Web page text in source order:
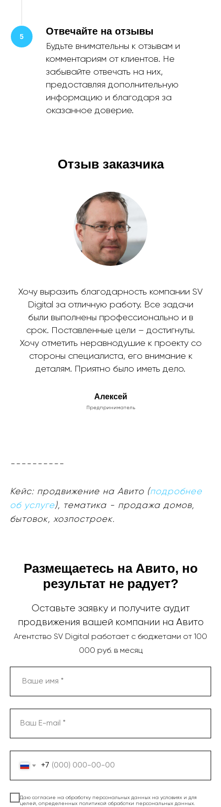
Отвечайте на отзывы
Будьте внимательны к отзывам и
комментариям от клиентов. Не
забывайте отвечать на них,
предоставляя дополнительную
информацию и благодаря за
оказанное доверие.
Отзыв заказчика
Хочу выразить благодарность компании SV
Digital за отличную работу. Все задачи
были выполнены профессионально и в
срок. Поставленные цели – достигнуты.
Хочу отметить неравнодушие к проекту со
стороны специалиста, его внимание к
деталям. Приятно было иметь дело.
Алексей
Предприниматель
----------
Кейс: продвижение на Авито (подробнее
об услуге), тематика - продажа домов,
бытовок, хозпостроек.
Размещаетесь на Авито, но
результат не радует?
Оставьте заявку и получите аудит
продвижения вашей компании на Авито
Агентство SV Digital работает с бюджетами от 100
000 руб. в месяц
+7
Даю согласие на обработку персональных данных на условиях и для
целей, определенных политикой обработки персональных данных.